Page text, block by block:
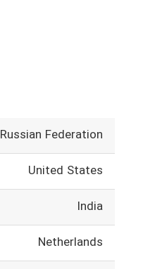
Russian Federation
United States
India
Netherlands